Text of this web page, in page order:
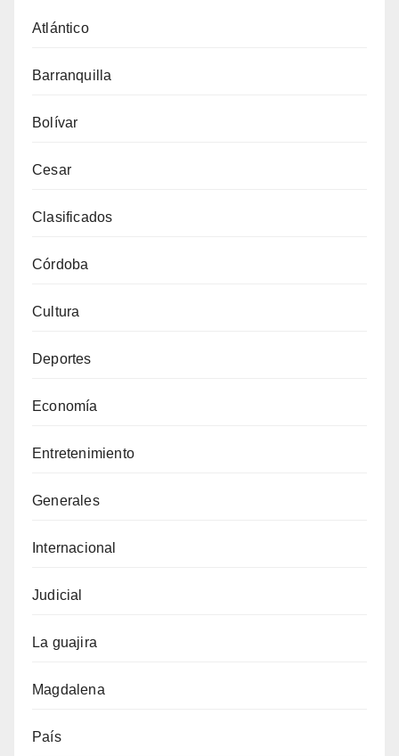
Atlántico
Barranquilla
Bolívar
Cesar
Clasificados
Córdoba
Cultura
Deportes
Economía
Entretenimiento
Generales
Internacional
Judicial
La guajira
Magdalena
País